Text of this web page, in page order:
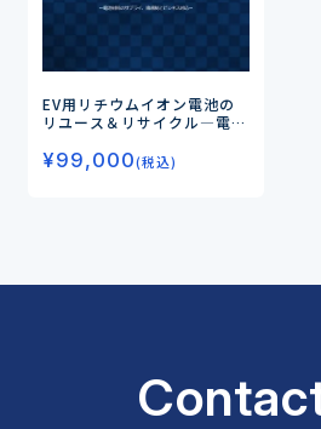
EV用リチウムイオン電池の
リユース＆リサイクル―電池
ジネス対応―
¥99,000(税込)